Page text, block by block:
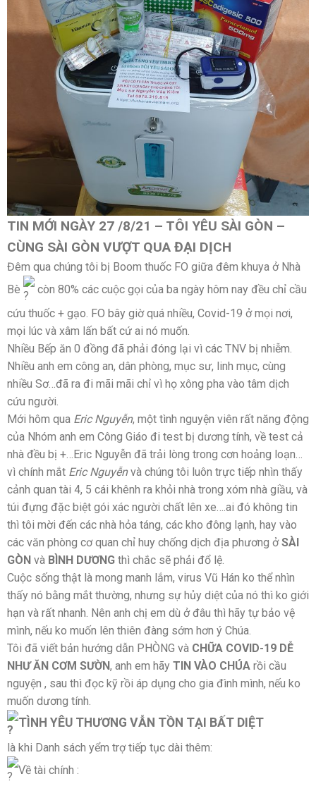
TIN MỚI NGÀY 27 /8/21 – TÔI YÊU SÀI GÒN –
CÙNG SÀI GÒN VƯỢT QUA ĐẠI DỊCH
Đêm qua chúng tôi bị Boom thuốc FO giữa đêm khuya ở Nhà
Bè
còn 80% các cuộc gọi của ba ngày hôm nay đều chỉ cầu
cứu thuốc + gạo. FO bây giờ quá nhiều, Covid-19 ở mọi nơi,
mọi lúc và xâm lấn bất cứ ai nó muốn.
Nhiều Bếp ăn 0 đồng đã phải đóng lại vì các TNV bị nhiễm.
Nhiều anh em công an, dân phòng, mục sư, linh mục, cùng
nhiều Sơ…đã ra đi mãi mãi chỉ vì họ xông pha vào tâm dịch
cứu người.
Mới hôm qua Eric Nguyễn, một tình nguyện viên rất năng động
của Nhóm anh em Công Giáo đi test bị dương tính, về test cả
nhà đều bị +…Eric Nguyễn đã trải lòng trong cơn hoảng loạn…
vì chính mắt Eric Nguyễnvà chúng tôi luôn trực tiếp nhìn thấy
cảnh quan tài 4, 5 cái khênh ra khỏi nhà trong xóm nhà giầu, và
túi đựng đặc biệt gói xác người chất lên xe….ai đó không tin
thì tôi mời đến các nhà hỏa táng, các kho đông lạnh, hay vào
các văn phòng cơ quan chỉ huy chống dịch địa phương ởSÀI
GÒN và BÌNH DƯƠNG thì chắc sẽ phải đổ lệ.
Cuộc sống thật là mong manh lắm, virus Vũ Hán ko thể nhìn
thấy nó bằng mắt thường, nhưng sự hủy diệt của nó thì ko giới
hạn và rất nhanh. Nên anh chị em dù ở đâu thì hãy tự bảo vệ
mình, nếu ko muốn lên thiên đàng sớm hơn ý Chúa.
Tôi đã viết bản hướng dẫn PHÒNG và CHỮA COVID-19 DỄ
NHƯ ĂN CƠM SƯỜN, anh em hãy TIN VÀO CHÚA rồi cầu
nguyện , sau thì đọc kỹ rồi áp dụng cho gia đình mình, nếu ko
muốn dương tính.
TÌNH YÊU THƯƠNG VẪN TỒN TẠI BẤT DIỆT
là khi Danh sách yểm trợ tiếp tục dài thêm:
Về tài chính :